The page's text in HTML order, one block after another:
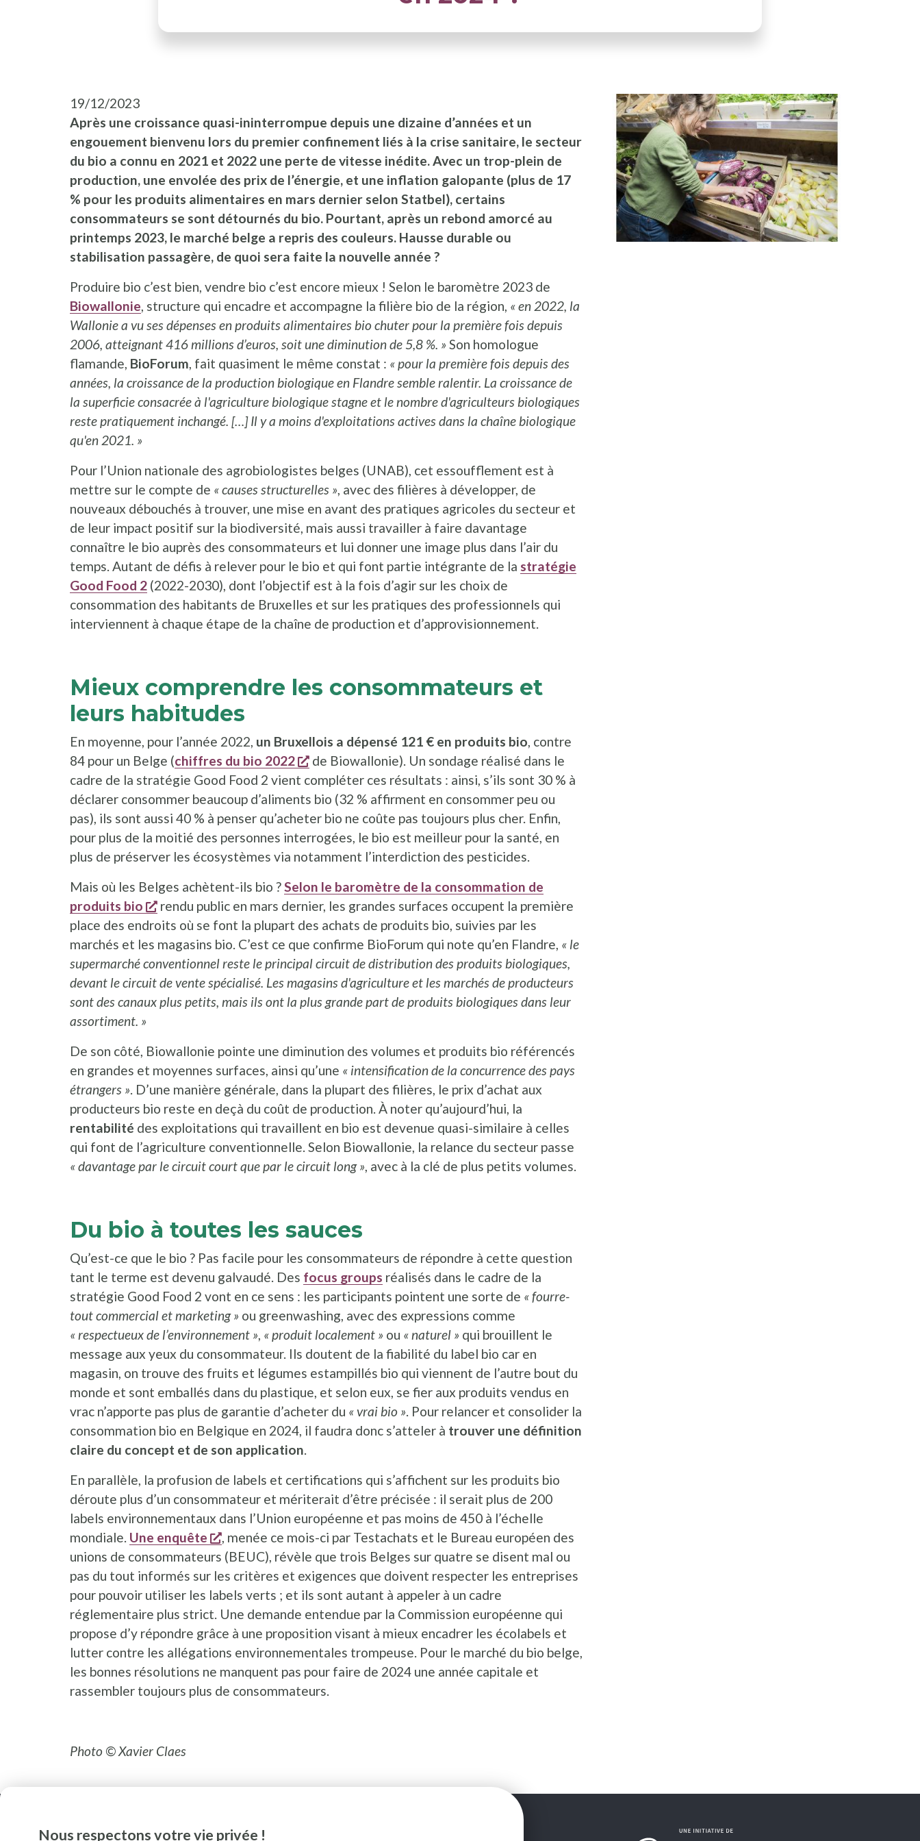
Nous respectons votre vie privée !
19/12/2023
Après une croissance quasi-ininterrompue depuis une dizaine d’années et un
engouement bienvenu lors du premier confinement liés à la crise sanitaire, le secteur
du bio a connu en 2021 et 2022 une perte de vitesse inédite. Avec un trop-plein de
production, une envolée des prix de l’énergie, et une inflation galopante (plus de 17
% pour les produits alimentaires en mars dernier selon Statbel), certains
consommateurs se sont détournés du bio. Pourtant, après un rebond amorcé au
printemps 2023, le marché belge a repris des couleurs. Hausse durable ou
stabilisation passagère, de quoi sera faite la nouvelle année ?
Produire bio c’est bien, vendre bio c’est encore mieux ! Selon le baromètre 2023 de
Biowallonie, structure qui encadre et accompagne la filière bio de la région, « en 2022, la
Wallonie a vu ses dépenses en produits alimentaires bio chuter pour la première fois depuis
2006, atteignant 416 millions d’euros, soit une diminution de 5,8 %. » Son homologue
flamande, BioForum, fait quasiment le même constat : « pour la première fois depuis des
années, la croissance de la production biologique en Flandre semble ralentir. La croissance de
la superficie consacrée à l'agriculture biologique stagne et le nombre d'agriculteurs biologiques
reste pratiquement inchangé. […] Il y a moins d'exploitations actives dans la chaîne biologique
qu'en 2021. »
Pour l’Union nationale des agrobiologistes belges (UNAB), cet essoufflement est à
mettre sur le compte de « causes structurelles », avec des filières à développer, de
nouveaux débouchés à trouver, une mise en avant des pratiques agricoles du secteur et
de leur impact positif sur la biodiversité, mais aussi travailler à faire davantage
connaître le bio auprès des consommateurs et lui donner une image plus dans l’air du
temps. Autant de défis à relever pour le bio et qui font partie intégrante de la stratégie
Good Food 2 (2022-2030), dont l’objectif est à la fois d’agir sur les choix de
consommation des habitants de Bruxelles et sur les pratiques des professionnels qui
interviennent à chaque étape de la chaîne de production et d’approvisionnement.
Mieux comprendre les consommateurs et
leurs habitudes
En moyenne, pour l’année 2022, un Bruxellois a dépensé 121 € en produits bio, contre
84 pour un Belge (chiffres du bio 2022 s'ouvre dans une nouvelle fenêtre
de Biowallonie). Un sondage réalisé dans le
cadre de la stratégie Good Food 2 vient compléter ces résultats : ainsi, s’ils sont 30 % à
déclarer consommer beaucoup d’aliments bio (32 % affirment en consommer peu ou
pas), ils sont aussi 40 % à penser qu’acheter bio ne coûte pas toujours plus cher. Enfin,
pour plus de la moitié des personnes interrogées, le bio est meilleur pour la santé, en
plus de préserver les écosystèmes via notamment l’interdiction des pesticides.
Mais où les Belges achètent-ils bio ?Selon le baromètre de la consommation de
produits bio
s'ouvre dans une nouvelle fenêtre
rendu public en mars dernier, les grandes surfaces occupent la première
place des endroits où se font la plupart des achats de produits bio, suivies par les
marchés et les magasins bio. C’est ce que confirme BioForum qui note qu’en Flandre, « le
supermarché conventionnel reste le principal circuit de distribution des produits biologiques,
devant le circuit de vente spécialisé. Les magasins d'agriculture et les marchés de producteurs
sont des canaux plus petits, mais ils ont la plus grande part de produits biologiques dans leur
assortiment. »
De son côté, Biowallonie pointe une diminution des volumes et produits bio référencés
en grandes et moyennes surfaces, ainsi qu’une « intensification de la concurrence des pays
étrangers ». D’une manière générale, dans la plupart des filières, le prix d’achat aux
producteurs bio reste en deçà du coût de production. À noter qu’aujourd’hui, la
rentabilité des exploitations qui travaillent en bio est devenue quasi-similaire à celles
qui font de l’agriculture conventionnelle. Selon Biowallonie, la relance du secteur passe
« davantage par le circuit court que par le circuit long », avec à la clé de plus petits volumes.
Du bio à toutes les sauces
Qu’est-ce que le bio ? Pas facile pour les consommateurs de répondre à cette question
tant le terme est devenu galvaudé. Des focus groups réalisés dans le cadre de la
stratégie Good Food 2 vont en ce sens : les participants pointent une sorte de « fourre-
tout commercial et marketing » ou greenwashing, avec des expressions comme
« respectueux de l’environnement », « produit localement » ou « naturel » qui brouillent le
message aux yeux du consommateur. Ils doutent de la fiabilité du label bio car en
magasin, on trouve des fruits et légumes estampillés bio qui viennent de l’autre bout du
monde et sont emballés dans du plastique, et selon eux, se fier aux produits vendus en
vrac n’apporte pas plus de garantie d’acheter du « vrai bio ». Pour relancer et consolider la
consommation bio en Belgique en 2024, il faudra donc s’atteler à trouver une définition
claire du concept et de son application.
En parallèle, la profusion de labels et certifications qui s’affichent sur les produits bio
déroute plus d’un consommateur et mériterait d’être précisée : il serait plus de 200
labels environnementaux dans l’Union européenne et pas moins de 450 à l’échelle
mondiale. Une enquête s'ouvre dans une nouvelle fenêtre
, menée ce mois-ci par Testachats et le Bureau européen des
unions de consommateurs (BEUC), révèle que trois Belges sur quatre se disent mal ou
pas du tout informés sur les critères et exigences que doivent respecter les entreprises
pour pouvoir utiliser les labels verts ; et ils sont autant à appeler à un cadre
réglementaire plus strict. Une demande entendue par la Commission européenne qui
propose d’y répondre grâce à une proposition visant à mieux encadrer les écolabels et
lutter contre les allégations environnementales trompeuse. Pour le marché du bio belge,
les bonnes résolutions ne manquent pas pour faire de 2024 une année capitale et
rassembler toujours plus de consommateurs.
Photo © Xavier Claes
ILLUSTRATION